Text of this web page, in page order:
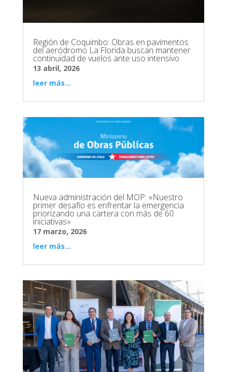
Región de Coquimbo: Obras en pavimentos
del aeródromo La Florida buscan mantener
continuidad de vuelos ante uso intensivo
13 abril, 2026
leer más...
Nueva administración del MOP: «Nuestro
primer desafío es enfrentar la emergencia
priorizando una cartera con más de 60
iniciativas»
17 marzo, 2026
leer más...